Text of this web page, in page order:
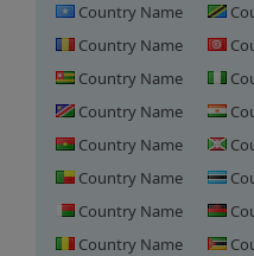
Country Name
Country Name
Country Name
Country Name
Country Name
Country Name
Country Name
Country Name